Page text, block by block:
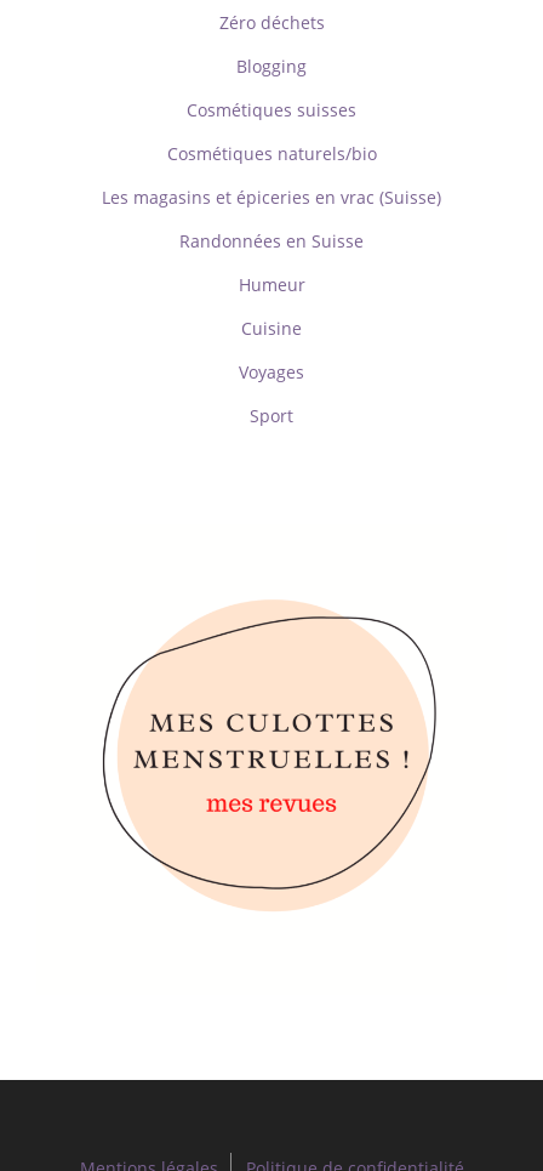
Zéro déchets
Blogging
Cosmétiques suisses
Cosmétiques naturels/bio
Les magasins et épiceries en vrac (Suisse)
Randonnées en Suisse
Humeur
Cuisine
Voyages
Sport